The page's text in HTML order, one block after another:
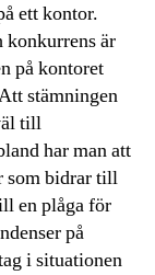
ett kontor.
konkurrens är
på kontoret
stämningen
till
har man att
som bidrar till
en plåga för
på
i situationen